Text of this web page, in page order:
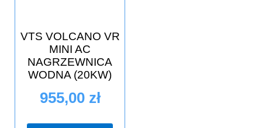
VTS VOLCANO VR
MINI AC
NAGRZEWNICA
WODNA (20KW)
955,00 zł